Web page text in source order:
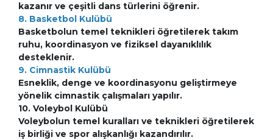
kazanır ve çeşitli dans türlerini öğrenir.
8. Basketbol Kulübü
Basketbolun temel teknikleri öğretilerek takım
ruhu, koordinasyon ve fiziksel dayanıklılık
desteklenir.
9. Cimnastik Kulübü
Esneklik, denge ve koordinasyonu geliştirmeye
yönelik cimnastik çalışmaları yapılır.
10. Voleybol Kulübü
Voleybolun temel kuralları ve teknikleri öğretilerek
iş birliği ve spor alışkanlığı kazandırılır.